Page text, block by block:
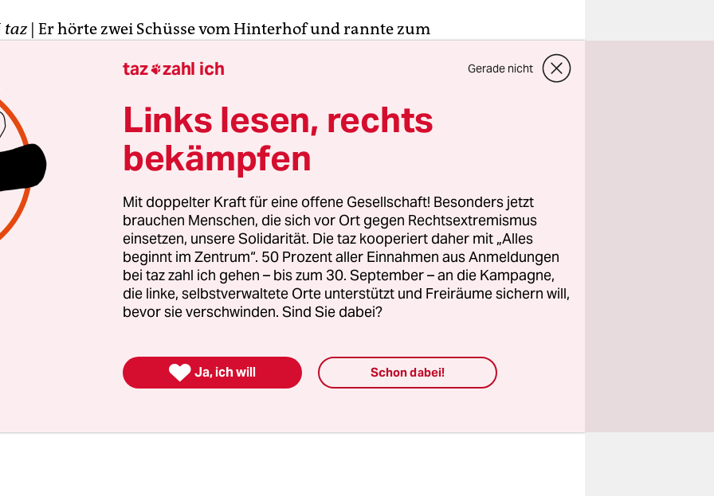
taz | Er hörte zwei Schüsse vom Hinterhof und rannte zum
Blutlache. Ein junger Mann beugte sich über ihn – auf
los sei, reagierte er nicht. Ein anderer lief auf dem Hof
telefonierte. Die zwei Jungs, die gerade noch im Hof
hatten, waren kreidebleich.
ein Anwohner aus der Herderstraße im
Burghausen. Dort hatte am Freitagabend ein Polizist
Mann erschossen. Gegen den mutmaßlichen
lag ein Haftbefehl vor, teilte das Bayerische
(LKA) mit.
taz zahl ich Gerade nicht
Links lesen, rechts
bekämpfen
Mit doppelter Kraft für eine offene Gesellschaft! Besonders jetzt
brauchen Menschen, die sich vor Ort gegen Rechtsextremismus
einsetzen, unsere Solidarität. Die taz kooperiert daher mit „Alles
beginnt im Zentrum“. 50 Prozent aller Einnahmen aus Anmeldungen
bei taz zahl ich gehen – bis zum 30. September – an die Kampagne,
die linke, selbstverwaltete Orte unterstützt und Freiräume sichern will,
bevor sie verschwinden. Sind Sie dabei?
 Ja, ich will Schon dabei!